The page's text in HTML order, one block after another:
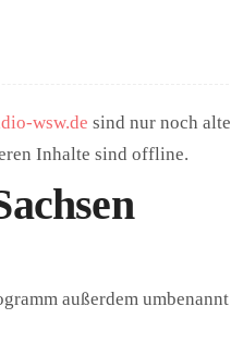
wsw.de sind nur noch alte
Inhalte sind offline.
außerdem umbenannt